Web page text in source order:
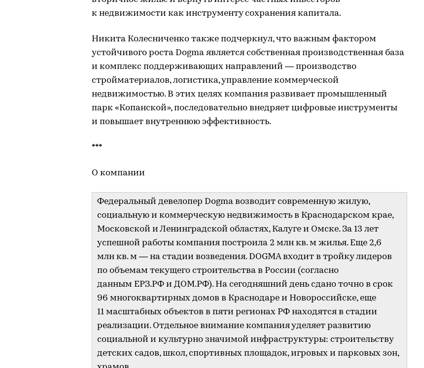
к недвижимости как инструменту сохранения капитала.
Никита Колесниченко также подчеркнул, что важным фактором
устойчивого роста Dogma является собственная производственная база
и комплекс поддерживающих направлений — производство
стройматериалов, логистика, управление коммерческой
недвижимостью. В этих целях компания развивает промышленный
парк «Копанской», последовательно внедряет цифровые инструменты
и повышает внутреннюю эффективность.
***
О компании
Федеральный девелопер Dogma возводит современную жилую,
социальную и коммерческую недвижимость в Краснодарском крае,
Московской и Ленинградской областях, Калуге и Омске. За 13 лет
успешной работы компания построила 2 млн кв. м жилья. Еще 2,6
млн кв. м — на стадии возведения. DOGMA входит в тройку лидеров
по объемам текущего строительства в России (согласно
данным ЕРЗ.РФ и ДОМ.РФ). На сегодняшний день сдано точно в срок
96 многоквартирных домов в Краснодаре и Новороссийске, еще
11 масштабных объектов в пяти регионах РФ находятся в стадии
реализации. Отдельное внимание компания уделяет развитию
социальной и культурно значимой инфраструктуры: строительству
детских садов, школ, спортивных площадок, игровых и парковых зон,